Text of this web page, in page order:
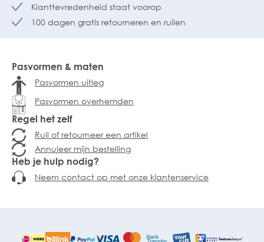
Klanttevredenheid staat voorop
100 dagen gratis retourneren en ruilen
Pasvormen & maten
Pasvormen uitleg
Pasvormen overhemden
Regel het zelf
Ruil of retourneer een artikel
Annuleer mijn bestelling
Heb je hulp nodig?
Neem contact op met onze klantenservice